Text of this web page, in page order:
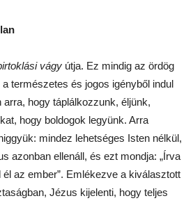
vágy útja. Ez mindig az ördög
természetes és jogos igényből indul
hogy táplálkozzunk, éljünk,
hogy boldogok legyünk. Arra
mindez lehetséges Isten nélkül,
azonban ellenáll, és ezt mondja: „Írva
az ember”. Emlékezve a kiválasztott
Jézus kijelenti, hogy teljes